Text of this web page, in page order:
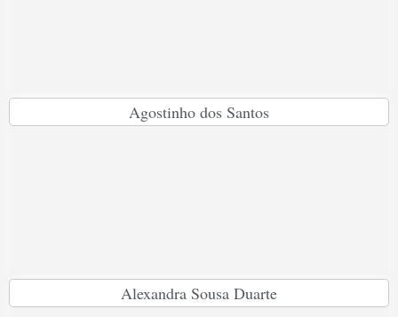
Agostinho dos Santos
Alexandra Sousa Duarte